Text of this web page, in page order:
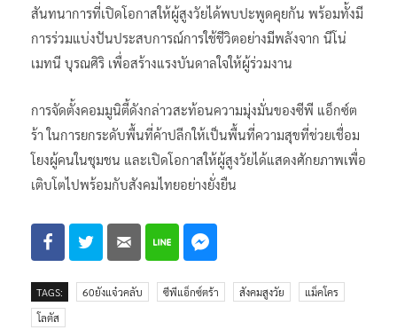
สันทนาการที่เปิดโอกาสให้ผู้สูงวัยได้พบปะพูดคุยกัน พร้อมทั้งมี
การร่วมแบ่งปันประสบการณ์การใช้ชีวิตอย่างมีพลังจาก นีโน่
เมทนี บุรณศิริ เพื่อสร้างแรงบันดาลใจให้ผู้ร่วมงาน
การจัดตั้งคอมมูนิตี้ดังกล่าวสะท้อนความมุ่งมั่นของซีพี แอ็กซ์ต
ร้า ในการยกระดับพื้นที่ค้าปลีกให้เป็นพื้นที่ความสุขที่ช่วยเชื่อม
โยงผู้คนในชุมชน และเปิดโอกาสให้ผู้สูงวัยได้แสดงศักยภาพเพื่อ
เติบโตไปพร้อมกับสังคมไทยอย่างยั่งยืน
TAGS: 60ยังแจ๋วคลับ ซีพีแอ็กซ์ตร้า สังคมสูงวัย
แม็คโคร
โลตัส